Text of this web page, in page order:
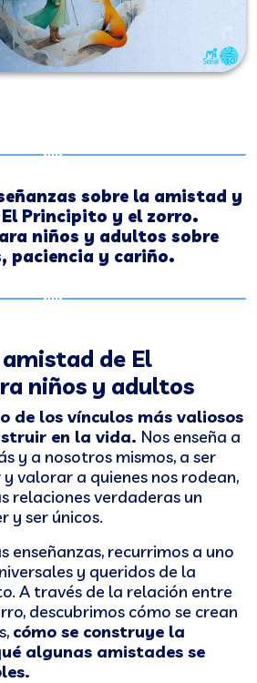
sobre la amistad y
Principito y el zorro.
niños y adultos sobre
paciencia y cariño.
de El
niños y adultos
de los vínculos más valiosos
en la vida. Nos enseña a
y a nosotros mismos, a ser
valorar a quienes nos rodean,
relaciones verdaderas un
y ser únicos.
enseñanzas, recurrimos a uno
y queridos de la
A través de la relación entre
descubrimos cómo se crean
cómo se construye la
algunas amistades se